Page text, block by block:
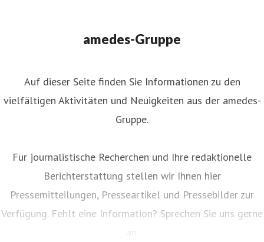
amedes-Gruppe
Auf dieser Seite finden Sie Informationen zu den
vielfältigen Aktivitäten und Neuigkeiten aus der amedes-
Gruppe.
Für journalistische Recherchen und Ihre redaktionelle
Berichterstattung stellen wir Ihnen hier
Pressemitteilungen, Presseartikel und Pressebilder zur
Verfügung. Fehlt eine Information? Sprechen Sie uns gerne